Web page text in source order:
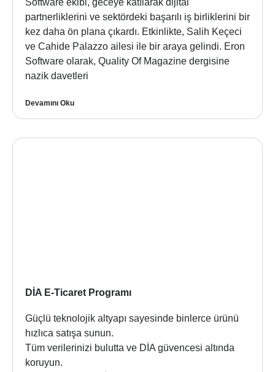
partnerliklerini ve sektördeki başarılı iş birliklerini bir
kez daha ön plana çıkardı. Etkinlikte, Salih Keçeci
ve Cahide Palazzo ailesi ile bir araya gelindi. Eron
Software olarak, Quality Of Magazine dergisine
nazik davetleri
Devamını Oku
DİA E-Ticaret Programı
Güçlü teknolojik altyapı sayesinde binlerce ürünü
hızlıca satışa sunun.
Tüm verilerinizi bulutta ve DİA güvencesi altında
koruyun.